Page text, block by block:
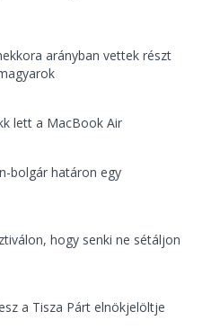
arányban vettek részt
lett a MacBook Air
bolgár határon egy
hogy senki ne sétáljon
a Tisza Párt elnökjelöltje